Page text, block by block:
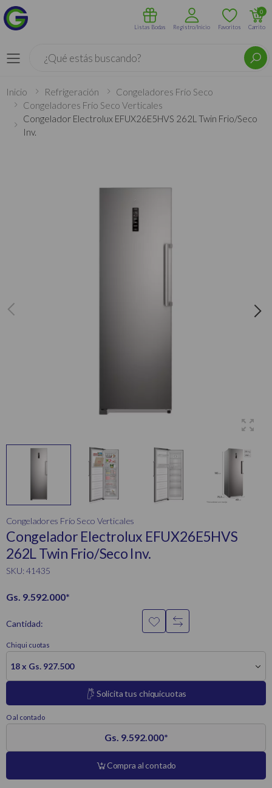
Menú
Listas Bodas Registro/Inicio Favoritos Carrito
0
Inicio Refrigeración
Congeladores Frío Seco
Congeladores Frío Seco Verticales
Congelador Electrolux EFUX26E5HVS 262L Twin Frio/Seco
Inv.
Congeladores Frío Seco Verticales
Congelador Electrolux EFUX26E5HVS
262L Twin Frio/Seco Inv.
SKU: 41435
Gs. 9.592.000*
Cantidad:
Chiqui cuotas
18 x Gs. 927.500
Solicita tus chiquicuotas
O al contado
Gs. 9.592.000*
Compra al contado